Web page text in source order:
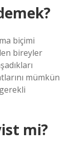
biçimi
bireyler
mümkün
mi?